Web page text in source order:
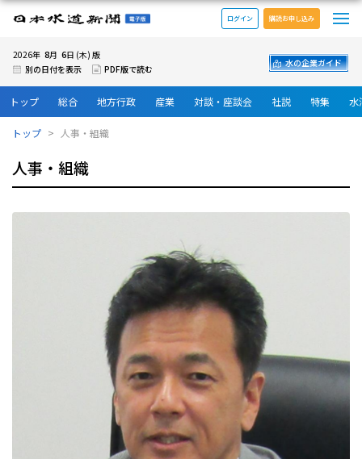
日本水道新聞 電子版
ログイン 購読お申し込み
2026年 8月 6日 (木) 版
別の日付を表示
PDF版で読む
水の企業ガイド
トップ 総合 地方行政 産業 対談・座談会 社説 特集 水
トップ 人事・組織
人事・組織